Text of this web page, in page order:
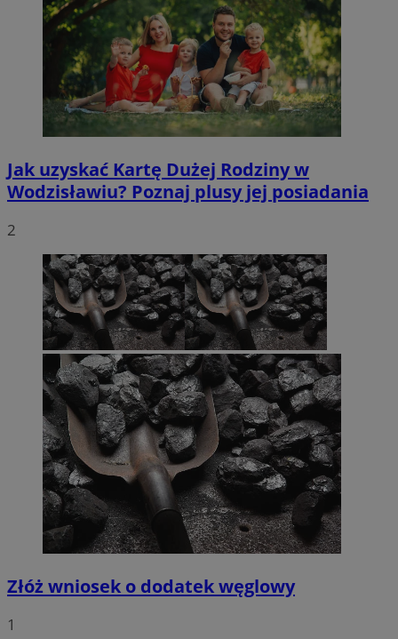
Jak uzyskać Kartę Dużej Rodziny w
Wodzisławiu? Poznaj plusy jej posiadania
2
Złóż wniosek o dodatek węglowy
1